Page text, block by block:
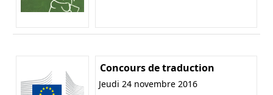
Concours de traduction
Jeudi 24 novembre 2016